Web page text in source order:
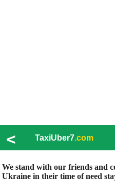
< TaxiUber7.com
We stand with our friends and
Ukraine in their time of need